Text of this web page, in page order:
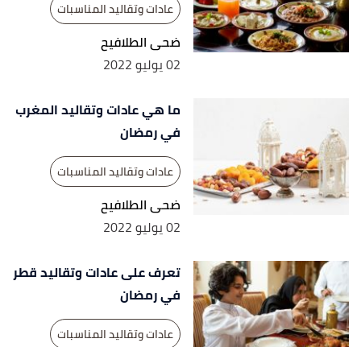
عادات وتقاليد المناسبات
ضحى الطلافيح
02 يوليو 2022
ما هي عادات وتقاليد المغرب
في رمضان
عادات وتقاليد المناسبات
ضحى الطلافيح
02 يوليو 2022
تعرف على عادات وتقاليد قطر
في رمضان
عادات وتقاليد المناسبات